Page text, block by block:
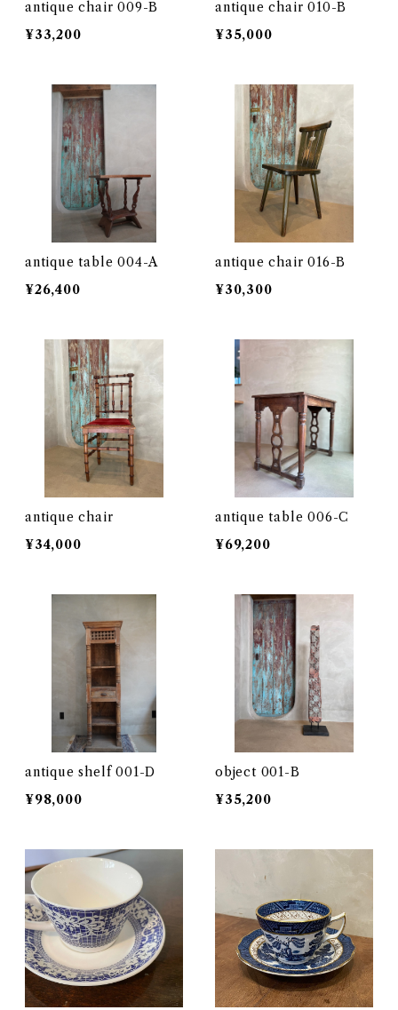
antique chair 009-B
¥33,200
antique chair 010-B
¥35,000
antique table 004-A
¥26,400
antique chair 016-B
¥30,300
antique chair
¥34,000
antique table 006-C
¥69,200
antique shelf 001-D
¥98,000
object 001-B
¥35,200